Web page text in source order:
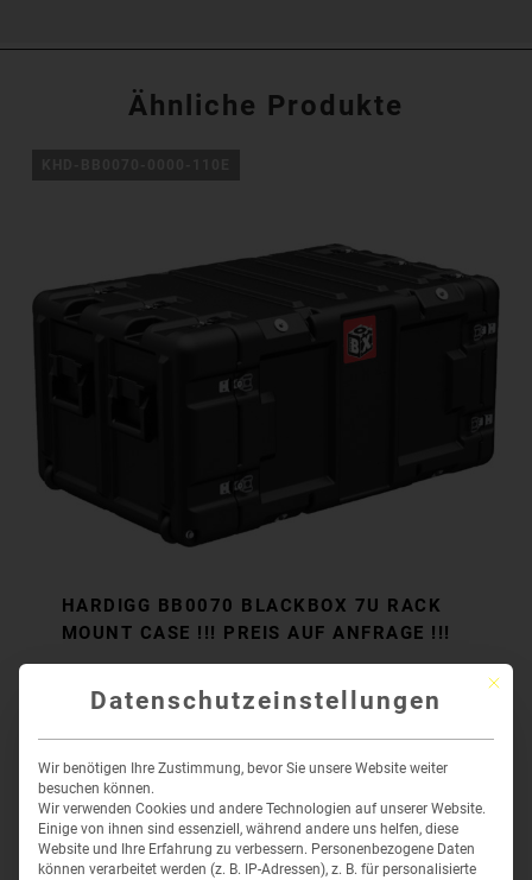
Ähnliche Produkte
HARDIGG BB0070 BLACKBOX 7U RACK
MOUNT CASE !!! PREIS AUF ANFRAGE !!!
Mit
Datenschutzeinstellungen
Wir benötigen Ihre Zustimmung, bevor Sie unsere Website weiter
besuchen können.
Wir verwenden Cookies und andere Technologien auf unserer Website.
Einige von ihnen sind essenziell, während andere uns helfen, diese
Website und Ihre Erfahrung zu verbessern. Personenbezogene Daten
können verarbeitet werden (z. B. IP-Adressen), z. B. für personalisierte